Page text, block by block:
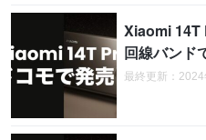
Xiaomi 14T
回線バンド
最終更新：